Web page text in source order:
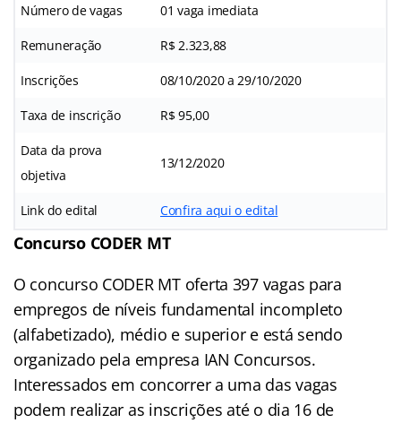
Número de vagas 01 vaga imediata
Remuneração R$ 2.323,88
Inscrições 08/10/2020 a 29/10/2020
Taxa de inscrição R$ 95,00
Data da prova
objetiva
13/12/2020
Link do edital Confira aqui o edital
Concurso CODER MT
O concurso CODER MT oferta 397 vagas para
empregos de níveis fundamental incompleto
(alfabetizado), médio e superior e está sendo
organizado pela empresa IAN Concursos.
Interessados em concorrer a uma das vagas
podem realizar as inscrições até o dia 16 de